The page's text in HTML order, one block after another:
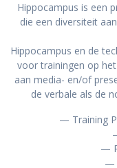
Hippocampus is een
die een diversiteit
Hippocampus en de
voor trainingen op
aan media- en/of
de verbale als de
— Training
—
—